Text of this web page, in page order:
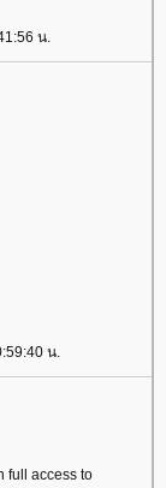
น.
น.
full access to